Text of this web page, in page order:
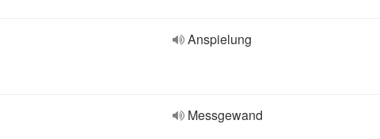
Anspielung
Messgewand